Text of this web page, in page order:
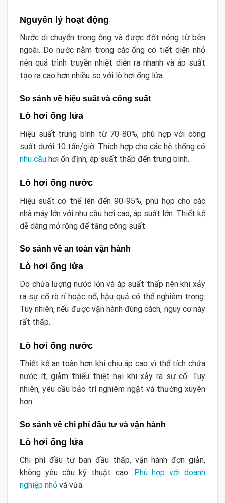
Nguyên lý hoạt động
Nước di chuyển trong ống và được đốt nóng từ bên
ngoài. Do nước nằm trong các ống có tiết diện nhỏ
nên quá trình truyền nhiệt diễn ra nhanh và áp suất
tạo ra cao hơn nhiều so với lò hơi ống lửa.
So sánh về hiệu suất và công suất
Lò hơi ống lửa
Hiệu suất trung bình từ 70-80%, phù hợp với công
suất dưới 10 tấn/giờ. Thích hợp cho các hệ thống có
nhu cầu hơi ổn định, áp suất thấp đến trung bình.
Lò hơi ống nước
Hiệu suất có thể lên đến 90-95%, phù hợp cho các
nhà máy lớn với nhu cầu hơi cao, áp suất lớn. Thiết kế
dễ dàng mở rộng để tăng công suất.
So sánh về an toàn vận hành
Lò hơi ống lửa
Do chứa lượng nước lớn và áp suất thấp nên khi xảy
ra sự cố rò rỉ hoặc nổ, hậu quả có thể nghiêm trọng.
Tuy nhiên, nếu được vận hành đúng cách, nguy cơ này
rất thấp.
Lò hơi ống nước
Thiết kế an toàn hơn khi chịu áp cao vì thể tích chứa
nước ít, giảm thiểu thiệt hại khi xảy ra sự cố. Tuy
nhiên, yêu cầu bảo trì nghiêm ngặt và thường xuyên
hơn.
So sánh về chi phí đầu tư và vận hành
Lò hơi ống lửa
Chi phí đầu tư ban đầu thấp, vận hành đơn giản,
không yêu cầu kỹ thuật cao. Phù hợp với doanh
nghiệp nhỏ và vừa.